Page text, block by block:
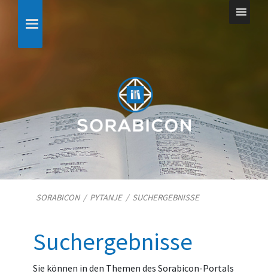
SORABICON/ PYTANJE/ SUCHERGEBNISSE
Suchergebnisse
Sie können in den Themen des Sorabicon-Portals